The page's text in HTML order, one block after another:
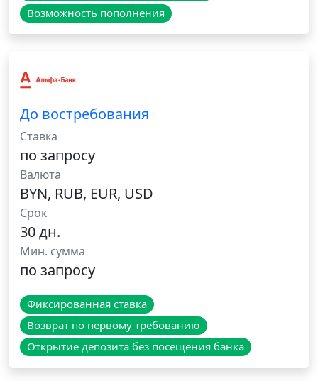
Возможность пополнения
До востребования
Ставка
по запросу
Валюта
BYN, RUB, EUR, USD
Срок
30 дн.
Мин. сумма
по запросу
Фиксированная ставка
Возврат по первому требованию
Открытие депозита без посещения банка